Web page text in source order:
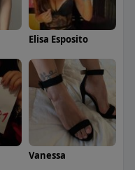
Elisa Esposito
Vanessa